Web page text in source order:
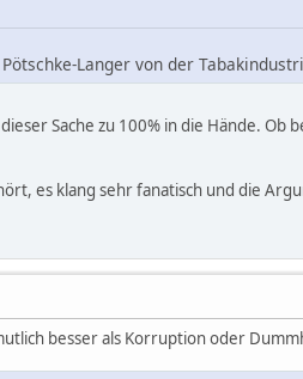
Langer von der
Sache zu 100% in die Hände.
es klang sehr fanatisch und die
besser als Korruption oder